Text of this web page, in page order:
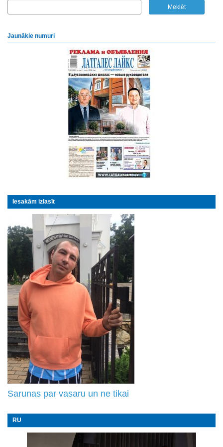
Jaunākie numuri
Iesakām izlasīt
Sarunas par vasaru un ne tikai
RU